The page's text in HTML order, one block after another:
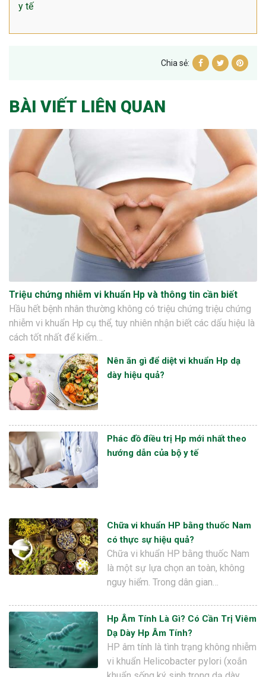
y tế
Chia sẻ:
BÀI VIẾT LIÊN QUAN
Triệu chứng nhiễm vi khuẩn Hp và thông tin cần biết
Hầu hết bệnh nhân thường không có triệu chứng triệu chứng
nhiễm vi khuẩn Hp cụ thể, tuy nhiên nhận biết các dấu hiệu là
cách tốt nhất để kiểm…
Nên ăn gì để diệt vi khuẩn Hp dạ
dày hiệu quả?
Phác đồ điều trị Hp mới nhất theo
hướng dẫn của bộ y tế
Chữa vi khuẩn HP bằng thuốc Nam
có thực sự hiệu quả?
Chữa vi khuẩn HP bằng thuốc Nam
là một sự lựa chọn an toàn, không
nguy hiểm. Trong dân gian…
Hp Âm Tính Là Gì? Có Cần Trị Viêm
Dạ Dày Hp Âm Tính?
HP âm tính là tình trạng không nhiễm
vi khuẩn Helicobacter pylori (xoắn